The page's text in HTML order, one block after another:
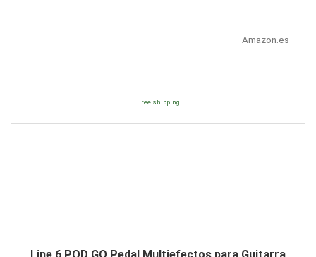
Amazon.es
Free shipping
Line 6 POD GO Pedal Multiefectos para Guitarra